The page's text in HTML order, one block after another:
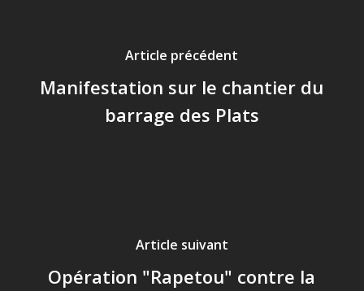
Article précédent
Manifestation sur le chantier du
barrage des Plats
Article suivant
Opération "Rapetou" contre la